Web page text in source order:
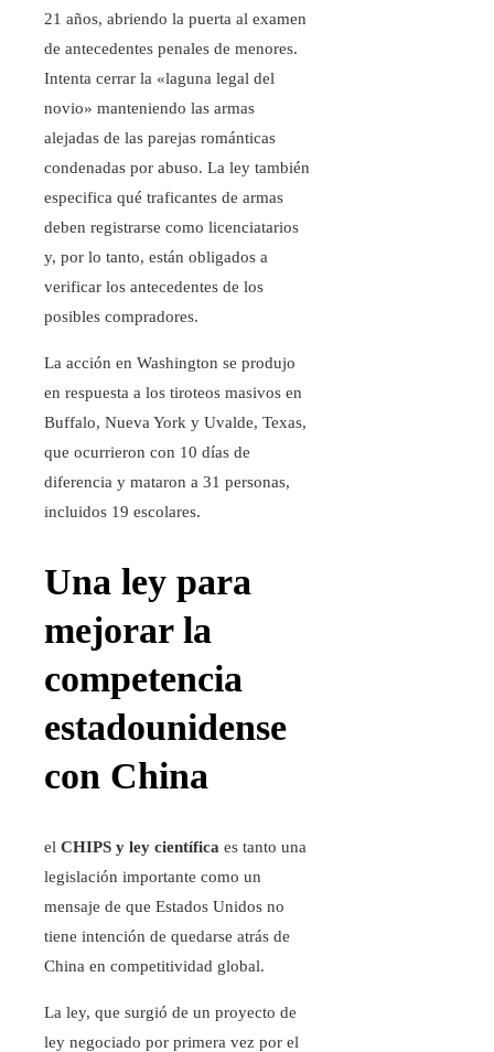
21 años, abriendo la puerta al examen
de antecedentes penales de menores.
Intenta cerrar la «laguna legal del
novio» manteniendo las armas
alejadas de las parejas románticas
condenadas por abuso. La ley también
especifica qué traficantes de armas
deben registrarse como licenciatarios
y, por lo tanto, están obligados a
verificar los antecedentes de los
posibles compradores.
La acción en Washington se produjo
en respuesta a los tiroteos masivos en
Buffalo, Nueva York y Uvalde, Texas,
que ocurrieron con 10 días de
diferencia y mataron a 31 personas,
incluidos 19 escolares.
Una ley para
mejorar la
competencia
estadounidense
con China
el CHIPS y ley científica es tanto una
legislación importante como un
mensaje de que Estados Unidos no
tiene intención de quedarse atrás de
China en competitividad global.
La ley, que surgió de un proyecto de
ley negociado por primera vez por el